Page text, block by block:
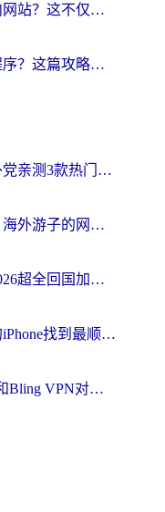
身在海外，却打不开国内网站？这不仅仅是乡愁，更是现实的阻碍
在国外登录不了国内小程序？这篇攻略帮你无缝解锁国内资源
迅游和快帆哪个好？海外党亲测3款热门回国加速器+避坑指南
雷神手游和归雁哪个好？海外游子的网络乡愁与破局之道
在美国怎么看世界杯？2026超全回国加速器选择指南，告别地区限制轻松追剧看球
在异国他乡，如何为你的iPhone找到最顺手的回国钥匙？聊聊iOS VPN客户端的真实选择
快帆TV版VPN好用吗？和Bling VPN对比哪个回国效果更好？海外党必看的实用指南